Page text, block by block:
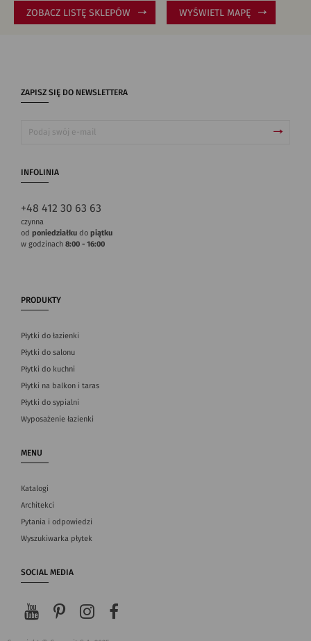
ZOBACZ LISTĘ SKLEPÓW WYŚWIETL MAPĘ
ZAPISZ SIĘ DO NEWSLETTERA
INFOLINIA
+48 412 30 63 63
czynna
od poniedziałku do piątku
w godzinach 8:00 - 16:00
PRODUKTY
Płytki do łazienki
Płytki do salonu
Płytki do kuchni
Płytki na balkon i taras
Płytki do sypialni
Wyposażenie łazienki
MENU
Katalogi
Architekci
Pytania i odpowiedzi
Wyszukiwarka płytek
SOCIAL MEDIA